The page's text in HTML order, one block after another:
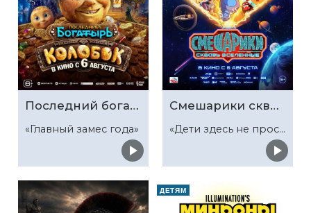
Последний богатырь. Колобок
«Главный замес года»
Смешарики сквозь вселенные
«Дети здесь не просто так»
ДЕТЯМ